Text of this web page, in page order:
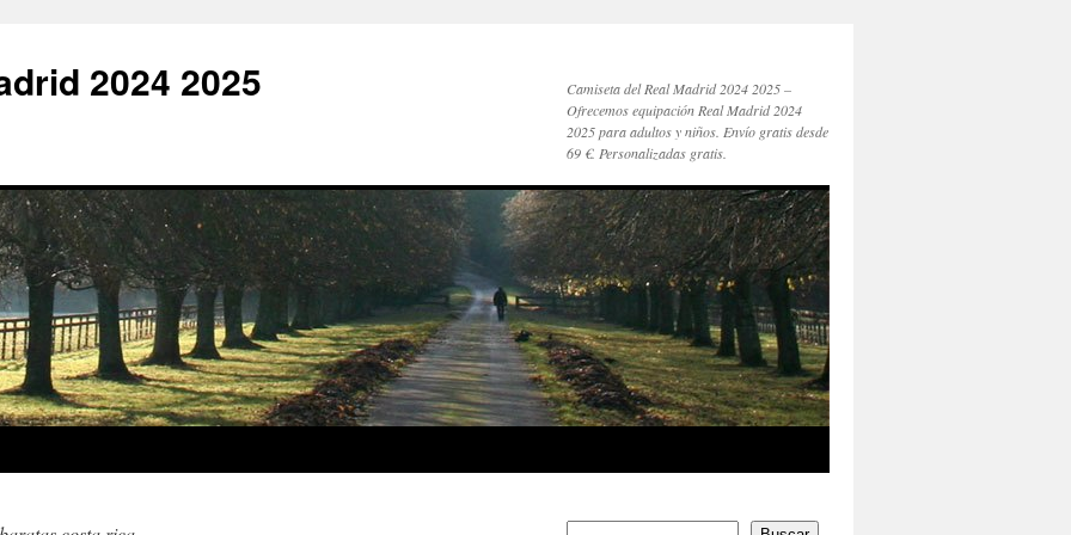
2024 2025
Camiseta del Real Madrid 2024 2025 –
Ofrecemos equipación Real Madrid 2024
2025 para adultos y niños. Envío gratis desde
69 €. Personalizadas gratis.